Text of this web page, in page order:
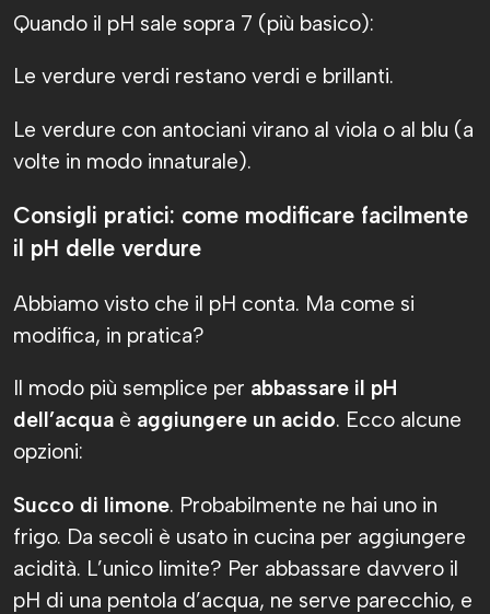
Quando il pH sale sopra 7 (più basico):
Le verdure verdi restano verdi e brillanti.
Le verdure con antociani virano al viola o al blu (a
volte in modo innaturale).
Consigli pratici: come modificare facilmente
il pH delle verdure
Abbiamo visto che il pH conta. Ma come si
modifica, in pratica?
Il modo più semplice per abbassare il pH
dell’acqua è aggiungere un acido. Ecco alcune
opzioni:
Succo di limone. Probabilmente ne hai uno in
frigo. Da secoli è usato in cucina per aggiungere
acidità. L’unico limite? Per abbassare davvero il
pH di una pentola d’acqua, ne serve parecchio, e